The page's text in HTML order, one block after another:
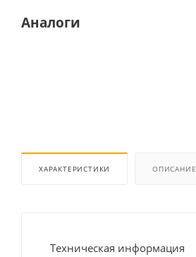
Аналоги
ХАРАКТЕРИСТИКИ ОПИСАНИЕ
Техническая информация